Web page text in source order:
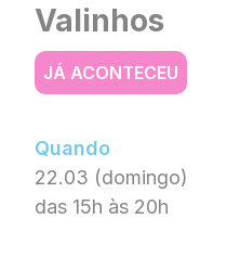
Valinhos
JÁ ACONTECEU
Quando
22.03 (domingo)
das 15h às 20h